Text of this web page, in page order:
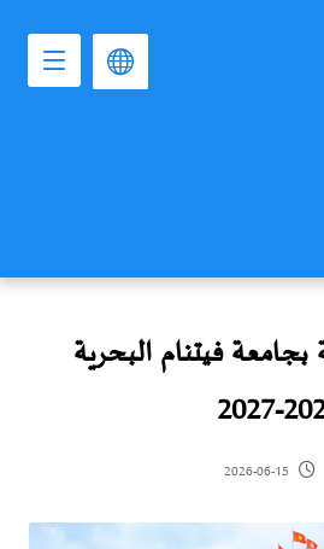
بجامعة فيتنام البحرية
2026-06-15